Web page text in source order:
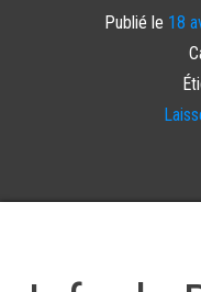
Publié le 18